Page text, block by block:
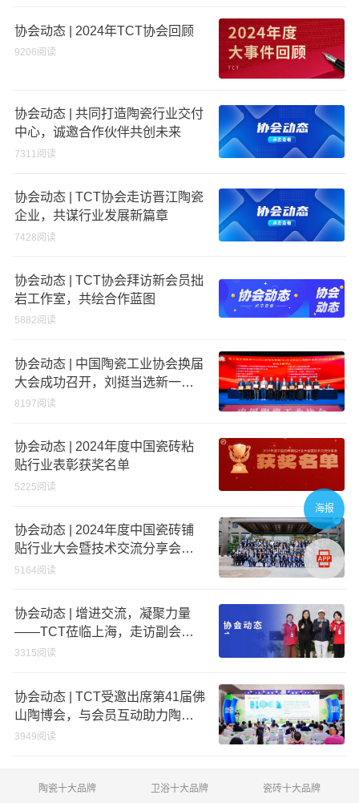
协会动态 | 2024年TCT协会回顾
9206阅读
协会动态 | 共同打造陶瓷行业交付
中心，诚邀合作伙伴共创未来
7311阅读
协会动态 | TCT协会走访晋江陶瓷
企业，共谋行业发展新篇章
7428阅读
协会动态 | TCT协会拜访新会员拙
岩工作室，共绘合作蓝图
5882阅读
协会动态 | 中国陶瓷工业协会换届
大会成功召开，刘挺当选新一届
理事长，TCT协会获多项荣誉
8197阅读
协会动态 | 2024年度中国瓷砖粘
贴行业表彰获奖名单
5225阅读
协会动态 | 2024年度中国瓷砖铺
贴行业大会暨技术交流分享会圆
满召开！
5164阅读
协会动态 | 增进交流，凝聚力量
——TCT莅临上海，走访副会长
单位牛元
3315阅读
协会动态 | TCT受邀出席第41届佛
山陶博会，与会员互动助力陶瓷
行业创新
3949阅读
陶瓷十大品牌 卫浴十大品牌 瓷砖十大品牌
海报